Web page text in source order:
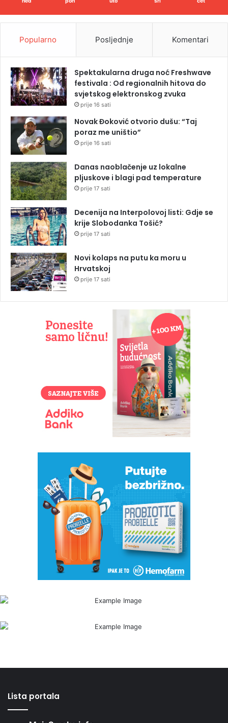
Popularno Posljednje Komentari
Spektakularna druga noć Freshwave
festivala : Od regionalnih hitova do
svjetskog elektronskog zvuka
prije 16 sati
Novak Đoković otvorio dušu: “Taj
poraz me uništio”
prije 16 sati
Danas naoblačenje uz lokalne
pljuskove i blagi pad temperature
prije 17 sati
Decenija na Interpolovoj listi: Gdje se
krije Slobodanka Tošić?
prije 17 sati
Novi kolaps na putu ka moru u
Hrvatskoj
prije 17 sati
Lista portala